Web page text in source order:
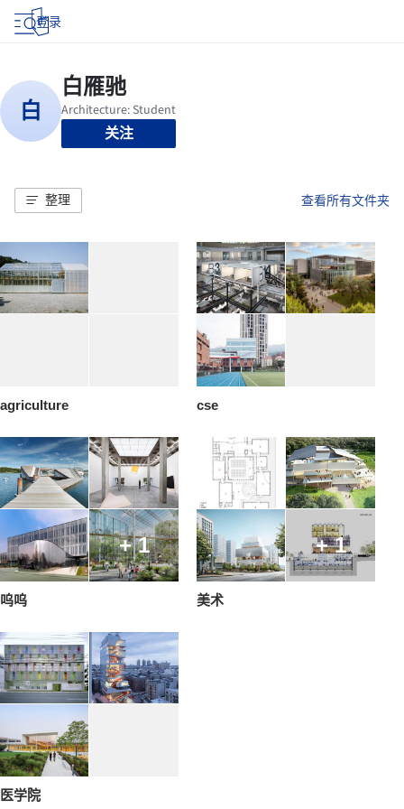
登录
关注
整理 查看所有文件夹
agriculture cse
+ 1
呜呜
+ 1
美术
医学院